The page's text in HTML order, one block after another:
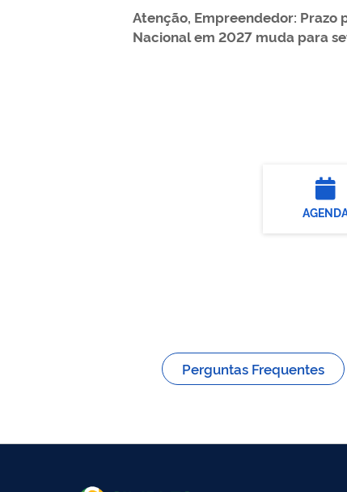
Atenção, Empreendedor: Prazo
Nacional em 2027 muda para
Perguntas Frequentes